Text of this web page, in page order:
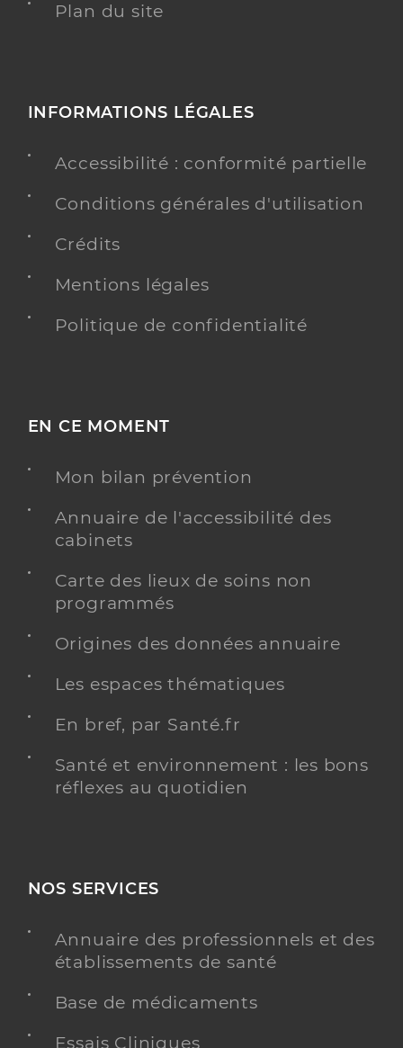
Plan du site
INFORMATIONS LÉGALES
Accessibilité : conformité partielle
Conditions générales d'utilisation
Crédits
Mentions légales
Politique de confidentialité
EN CE MOMENT
Mon bilan prévention
Annuaire de l'accessibilité des
cabinets
Carte des lieux de soins non
programmés
Origines des données annuaire
Les espaces thématiques
En bref, par Santé.fr
Santé et environnement : les bons
réflexes au quotidien
NOS SERVICES
Annuaire des professionnels et des
établissements de santé
Base de médicaments
Essais Cliniques